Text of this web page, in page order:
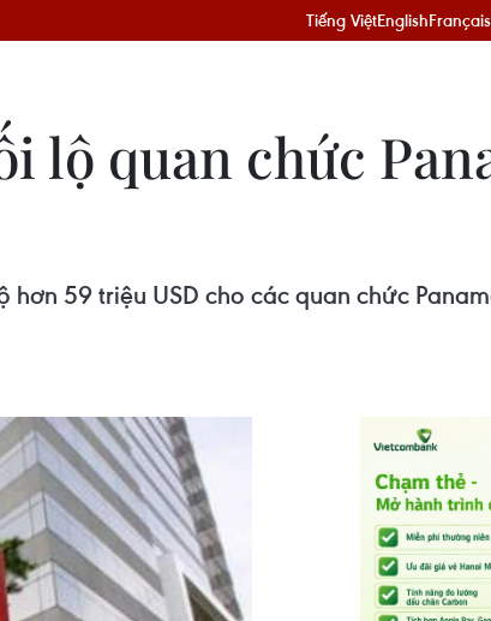
Tiếng ViệtEnglishFrançais
lộ quan chức
59 triệu USD cho các quan chức